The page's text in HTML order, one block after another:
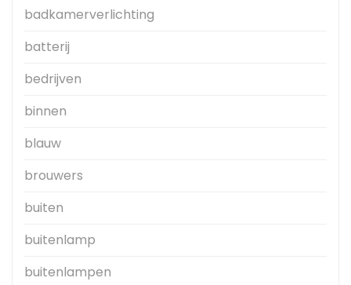
badkamerverlichting
batterij
bedrijven
binnen
blauw
brouwers
buiten
buitenlamp
buitenlampen